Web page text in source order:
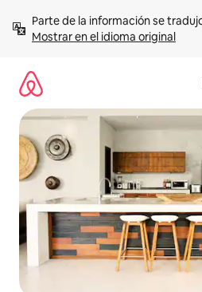
contenidoMostrar en el idioma original